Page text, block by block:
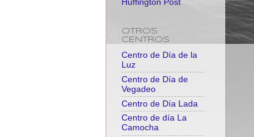
Huffington Post
OTROS
CENTROS
Centro de Día de la
Luz
Centro de Día de
Vegadeo
Centro de Día Lada
Centro de día La
Camocha